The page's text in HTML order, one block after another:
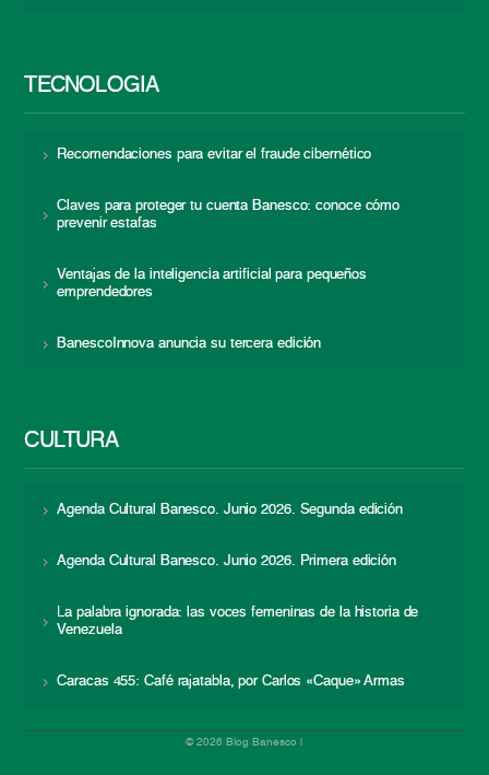
TECNOLOGÍA
Recomendaciones para evitar el fraude cibernético
Claves para proteger tu cuenta Banesco: conoce cómo
prevenir estafas
Ventajas de la inteligencia artificial para pequeños
emprendedores
BanescoInnova anuncia su tercera edición
CULTURA
Agenda Cultural Banesco. Junio 2026. Segunda edición
Agenda Cultural Banesco. Junio 2026. Primera edición
La palabra ignorada: las voces femeninas de la historia de
Venezuela
Caracas 455: Café rajatabla, por Carlos «Caque» Armas
© 2026 Blog Banesco |